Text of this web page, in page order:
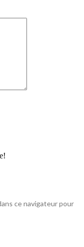
ce navigateur pour